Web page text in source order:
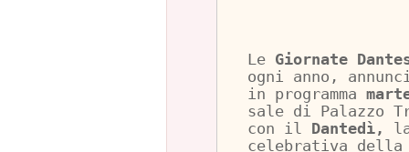
Le Giornate
ogni anno,
in programma
sale di Palazzo
con il Dantedì,
celebrativa della